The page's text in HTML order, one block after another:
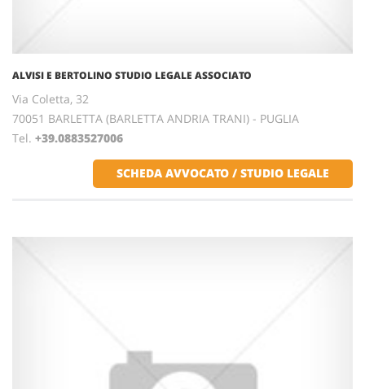
ALVISI E BERTOLINO STUDIO LEGALE ASSOCIATO
Via Coletta, 32
70051 BARLETTA (BARLETTA ANDRIA TRANI) - PUGLIA
Tel. +39.0883527006
SCHEDA AVVOCATO / STUDIO LEGALE